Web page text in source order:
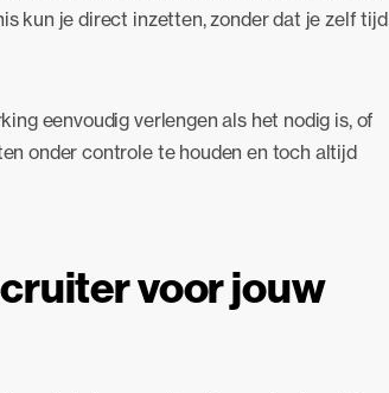
kun je direct inzetten, zonder dat je zelf tijd
eenvoudig verlengen als het nodig is, of
onder controle te houden en toch altijd
voor jouw